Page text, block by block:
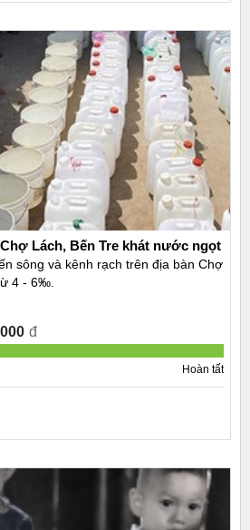
Lách, Bến Tre khát nước ngọt
sông và kênh rạch trên địa bàn Chợ
4 - 6‰.
đ
Hoàn tất